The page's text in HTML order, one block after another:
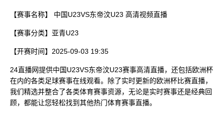
【赛事名称】 中国U23VS东帝汶U23 高清视频直播
【赛事分类】 亚青U23
【开赛时间】 2025-09-03 19:35
24直播网提供中国U23VS东帝汶U23赛事高清直播，还包括欧洲杯
在内的各类足球赛事在线观看。除了实时更新的欧洲杯比赛直播，
我们精选并整合了各类体育赛事资源，无论是实时赛事还是经典回
顾，都能让您轻松找到其他热门体育赛事直播。